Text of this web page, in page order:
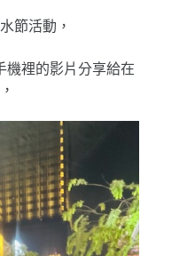
節活動，
機裡的影片分享給在